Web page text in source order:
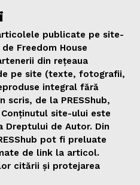
publicate pe site-
Freedom House
din rețeaua
pe site (texte, fotografii,
integral fără
de la PRESShub,
site-ului este
Dreptului de Autor. Din
pot fi preluate
de link la articol.
citării și protejarea